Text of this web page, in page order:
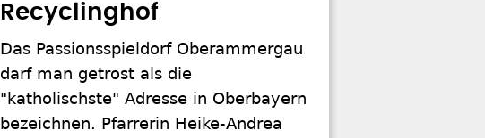
Recyclinghof
Das Passionsspieldorf Oberammergau
darf man getrost als die
"katholischste" Adresse in Oberbayern
bezeichnen. Pfarrerin Heike-Andrea